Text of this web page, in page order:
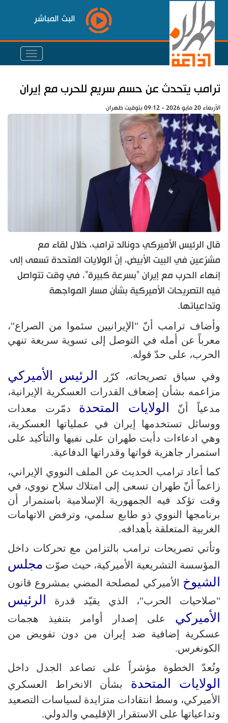
البث المباشر
ترامب يتحدث عن حسم سريع للحرب مع إيران
الأربعاء 20 مايو 2026 - 09:12 بتوقيت طهران
قال الرئيس الأميركي دونالد ترامب، خلال لقاء مع
مشرّعين في البيت الأبيض، إنّ الولايات المتحدة تسعى إلى
إنهاء الحرب مع إيران "بسرعة كبيرة"، في وقت تتواصل
فيه التصريحات الأميركية بشأن مسار المواجهة
وتداعياتها.
وأضاف ترامب أنّ "الإيرانيين سئموا من الصراع"،
معرباً عن أمله في التوصل إلى تسوية سريعة تنهي
الحرب، على حدّ قوله.
وفي سياق تصريحاته، كرّر
الرئيس الأميركي
مزاعمه بشأن إضعاف القدرات العسكرية الإيرانية،
مدعياً أنّ
الولايات المتحدة دمّرت معدات
ووسائل تستخدمها إيران في عملياتها العسكرية،
وهي ادعاءات دأبت طهران على نفيها والتأكيد على
استمرار جاهزية قواتها وقدراتها الدفاعية.
كما أعاد ترامب الحديث عن الملف النووي الإيراني،
زاعماً أنّ طهران تسعى إلى امتلاك سلاح نووي، في
وقت تؤكد فيه الجمهورية الإسلامية باستمرار أن
برنامجها النووي ذو طابع سلمي، وترفض الاتهامات
الغربية المتعلقة بأهدافه.
وتأتي تصريحات ترامب بالتزامن مع تحركات داخل
المؤسسة التشريعية الأميركية، حيث صوّت مجلس
الشيوخ الأميركي لمصلحة المضي بمشروع قانون
"صلاحيات الحرب"، الذي يقيّد قدرة
الرئيس
الأميركي على إصدار أوامر بتنفيذ هجمات
عسكرية إضافية ضد إيران من دون تفويض من
الكونغرس.
وتُعدّ الخطوة مؤشراً على تصاعد الجدل داخل
الولايات المتحدة بشأن الانخراط العسكري
الأميركي، وسط انتقادات متزايدة لسياسات التصعيد
وتداعياتها على الاستقرار الإقليمي والدولي.